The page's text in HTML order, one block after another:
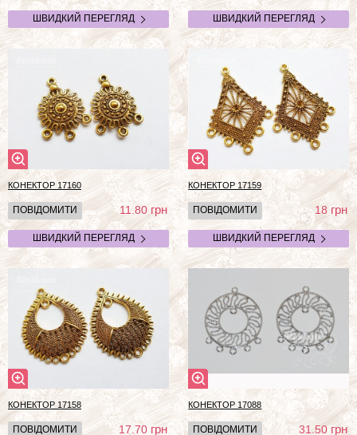
ШВИДКИЙ ПЕРЕГЛЯД ШВИДКИЙ ПЕРЕГЛЯД
КОНЕКТОР 17160
ПОВІДОМИТИ 11.80грн
ШВИДКИЙ ПЕРЕГЛЯД
КОНЕКТОР 17159
ПОВІДОМИТИ 18грн
ШВИДКИЙ ПЕРЕГЛЯД
КОНЕКТОР 17158
ПОВІДОМИТИ 17.70грн
КОНЕКТОР 17088
ПОВІДОМИТИ 31.50грн